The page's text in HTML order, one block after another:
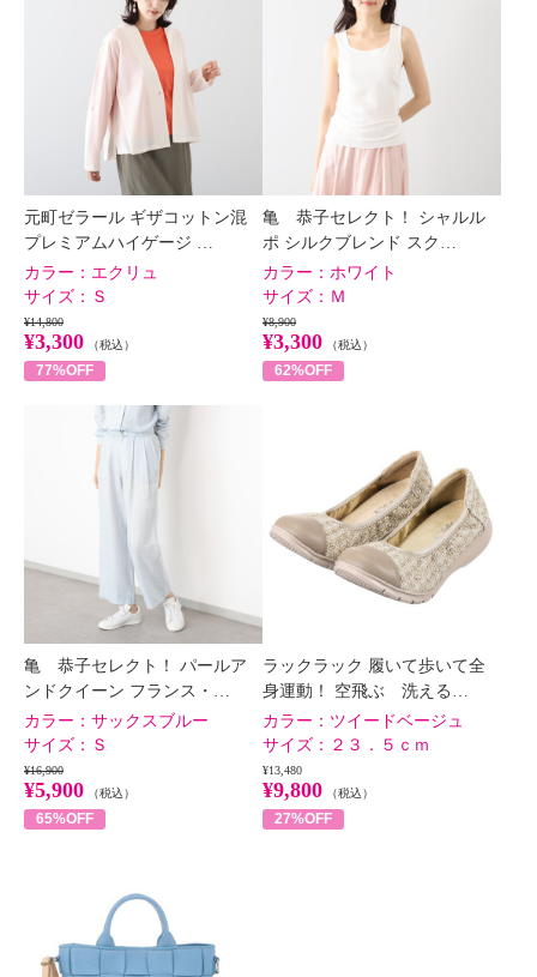
元町ゼラール ギザコットン混
プレミアムハイゲージ …
カラー： エクリュ
サイズ： Ｓ
¥14,800
¥3,300 （税込）
77%OFF
亀 恭子セレクト！ シャルル
ポ シルクブレンド スク…
カラー： ホワイト
サイズ： Ｍ
¥8,900
¥3,300 （税込）
62%OFF
亀 恭子セレクト！ パールア
ンドクイーン フランス・…
カラー： サックスブルー
サイズ： Ｓ
¥16,900
¥5,900 （税込）
65%OFF
ラックラック 履いて歩いて全
身運動！ 空飛ぶ 洗える…
カラー： ツイードベージュ
サイズ： ２３．５ｃｍ
¥13,480
¥9,800 （税込）
27%OFF